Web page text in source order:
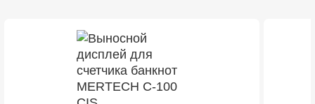
Давайте настроим систему
вместе
Заполните форму — наш эксперт свяжется с
name